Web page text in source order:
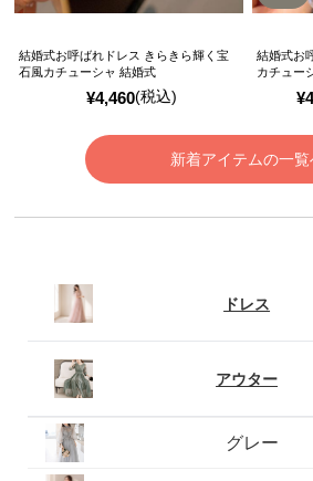
¥4,460(税込)
結婚式お呼ばれドレス きらきら輝く宝
石風カチューシャ 結婚式
¥
結婚式お
カチュー
新着アイテムの一覧
ドレス
アウター
グレー